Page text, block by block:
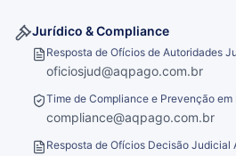
Jurídico & Compliance
Resposta de Ofícios de Autoridades
oficiosjud@aqpago.com.br
Time de Compliance e Prevenção em
compliance@aqpago.com.br
Resposta de Ofícios Decisão Judicial